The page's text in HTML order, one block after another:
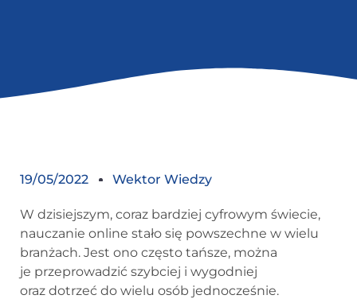
19/05/2022 Wektor Wiedzy
W dzisiejszym, coraz bardziej cyfrowym świecie,
nauczanie online stało się powszechne w wielu
branżach. Jest ono często tańsze, można
je przeprowadzić szybciej i wygodniej
oraz dotrzeć do wielu osób jednocześnie.